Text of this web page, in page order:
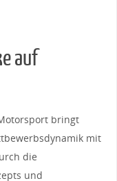
auf
bringt
mit​
die⁣
​und